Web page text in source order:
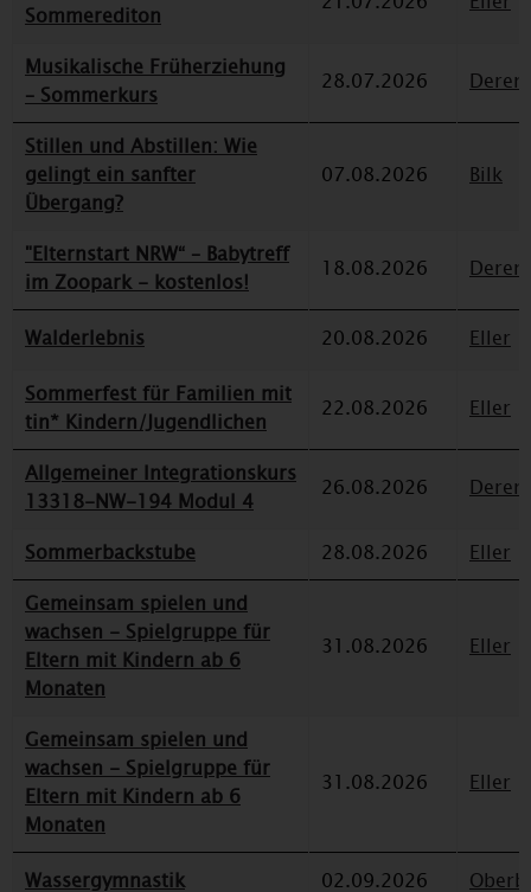
Sommerediton
Musikalische Früherziehung
– Sommerkurs
28.07.2026
Stillen und Abstillen: Wie
gelingt ein sanfter
Übergang?
07.08.2026 Bilk
"Elternstart NRW“ – Babytreff
im Zoopark - kostenlos!
18.08.2026
Walderlebnis 20.08.2026
Eller
Sommerfest für Familien mit
tin* Kindern/Jugendlichen
22.08.2026 Eller
Allgemeiner Integrationskurs
13318-NW-194 Modul 4
26.08.2026
Sommerbackstube 28.08.2026
Eller
Gemeinsam spielen und
wachsen - Spielgruppe für
Eltern mit Kindern ab 6
Monaten
31.08.2026 Eller
Gemeinsam spielen und
wachsen - Spielgruppe für
Eltern mit Kindern ab 6
Monaten
31.08.2026 Eller
Wassergymnastik 02.09.2026